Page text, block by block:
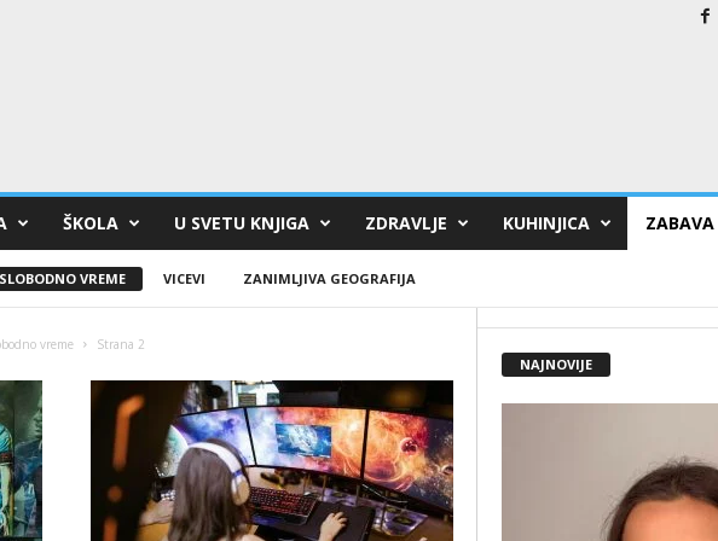
ŠKOLA U SVETU KNJIGA ZDRAVLJE KUHINJICA ZABAVA
SLOBODNO VREME VICEVI ZANIMLJIVA GEOGRAFIJA
vreme Strana 2
NAJNOVIJE